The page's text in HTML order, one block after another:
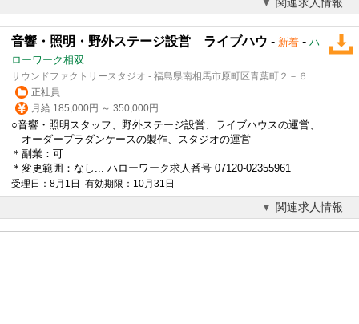
音響・照明・野外ステージ設営 ライブハウ - 新着 - ハ
ローワーク相双
サウンドファクトリースタジオ - 福島県南相馬市原町区青葉町２－６
正社員
月給 185,000円 ～ 350,000円
○音響・ 照明スタッフ 、野外ステージ設営、ライブハウスの運営、
オーダープラダンケースの製作、スタジオの運営
＊副業：可
＊変更範囲：なし... ハローワーク求人番号 07120-02355961
受理日：8月1日 有効期限：10月31日
関連求人情報